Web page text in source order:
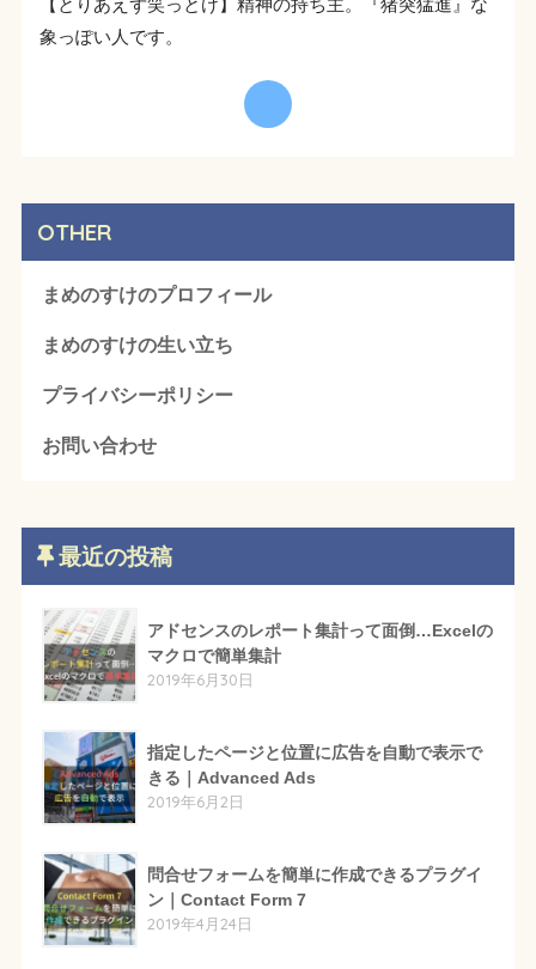
【とりあえず笑っとけ】精神の持ち主。『猪突猛進』な
象っぽい人です。
OTHER
まめのすけのプロフィール
まめのすけの生い立ち
プライバシーポリシー
お問い合わせ
最近の投稿
アドセンスのレポート集計って面倒…Excelの
マクロで簡単集計
2019年6月30日
指定したページと位置に広告を自動で表示で
きる｜Advanced Ads
2019年6月2日
問合せフォームを簡単に作成できるプラグイ
ン｜Contact Form 7
2019年4月24日